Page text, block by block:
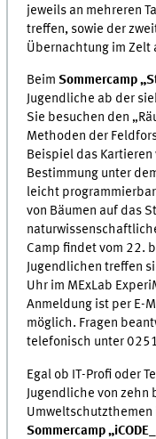
jeweils an mehreren
treffen, sowie der
Übernachtung im
BeimSommercamp
Jugendliche ab der
Sie besuchen den
Methoden der
Beispiel das Kartieren
Bestimmung unter
leicht
von Bäumen auf das
Camp findet vom 22.
Jugendlichen treffen
Uhr im MExLab
Anmeldung ist per E-
möglich. Fragen
telefonisch unter
Egal ob IT-Profi oder
Jugendliche von
Sommercamp „